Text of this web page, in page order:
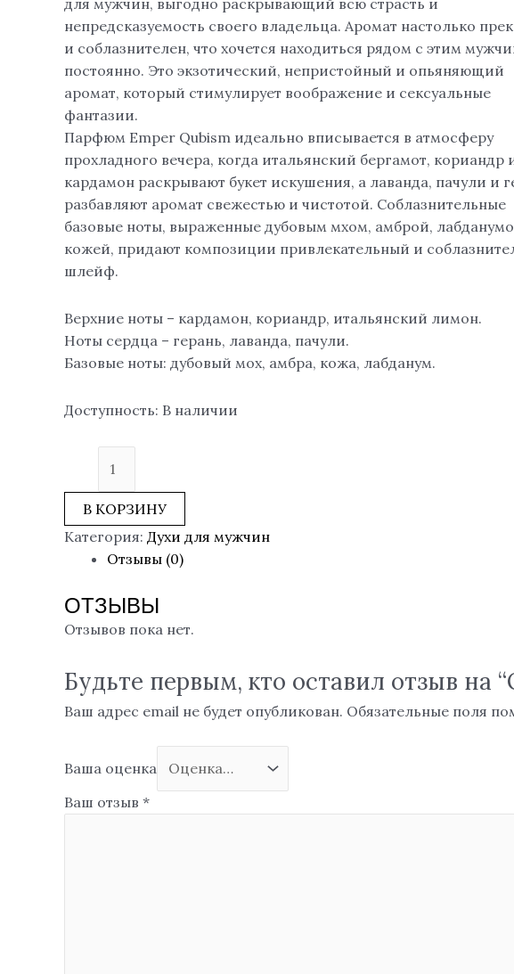
непредсказуемость своего владельца. Аромат настолько
и соблазнителен, что хочется находиться рядом с этим
постоянно. Это экзотический, непристойный и опьяняющий
аромат, который стимулирует воображение и сексуальные
фантазии.
Парфюм Emper Qubism идеально вписывается в атмосферу
прохладного вечера, когда итальянский бергамот, кориандр
кардамон раскрывают букет искушения, а лаванда, пачули и
разбавляют аромат свежестью и чистотой. Соблазнительные
базовые ноты, выраженные дубовым мхом, амброй,
кожей, придают композиции привлекательный и
шлейф.
Верхние ноты – кардамон, кориандр, итальянский лимон.
Ноты сердца – герань, лаванда, пачули.
Базовые ноты: дубовый мох, амбра, кожа, лабданум.
Доступность: В наличии
В КОРЗИНУ
Категория: Духи для мужчин
Отзывы (0)
ОТЗЫВЫ
Отзывов пока нет.
Будьте первым, кто оставил отзыв на
Ваш адрес email не будет опубликован. Обязательные поля
Ваша оценка
Ваш отзыв *